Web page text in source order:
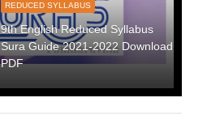
REDUCED SYLLABUS
9th English Reduced Syllabus
Sura Guide 2021-2022 Download
PDF